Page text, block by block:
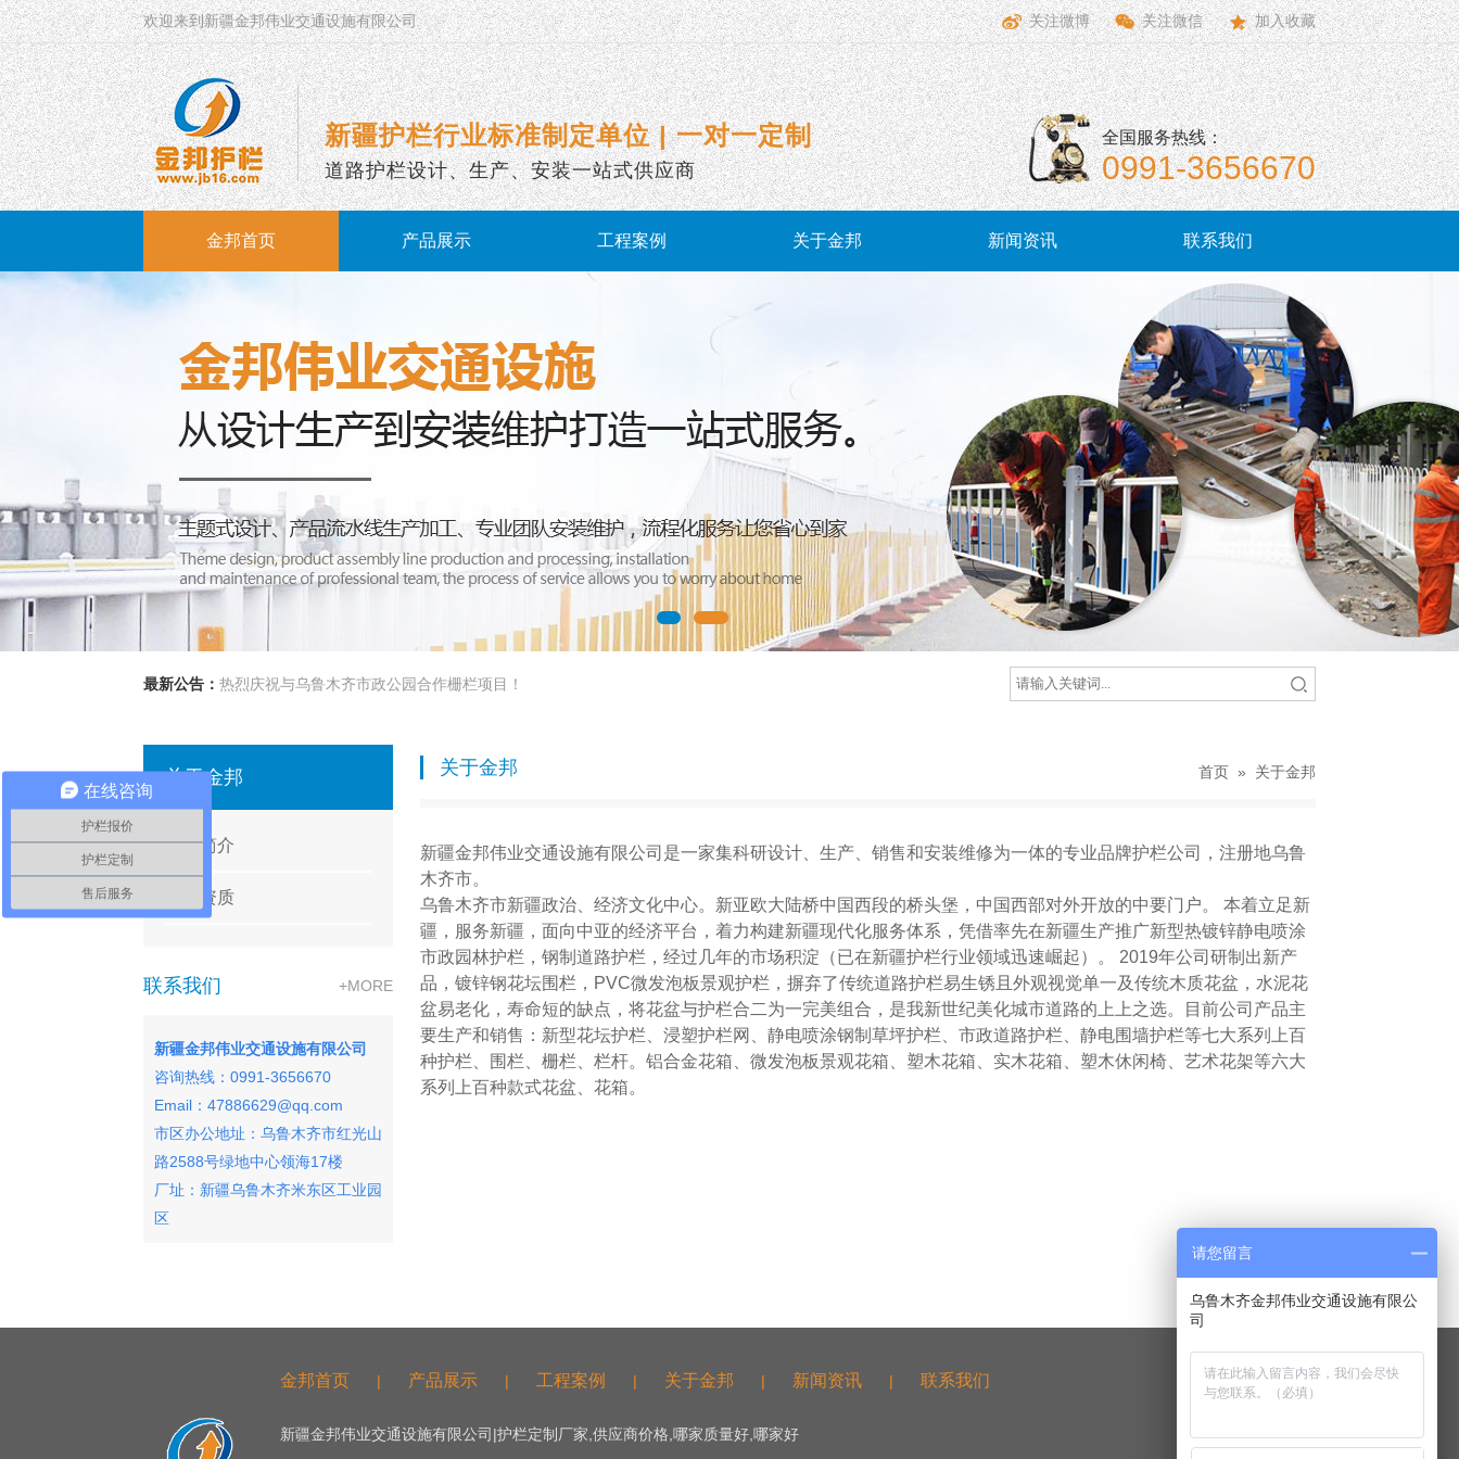
欢迎来到新疆金邦伟业交通设施有限公司 关注微博 关注微信 加入收藏
新疆护栏行业标准制定单位 | 一对一定制
道路护栏设计、生产、安装一站式供应商
全国服务热线：
0991-3656670
金邦首页 产品展示 工程案例 关于金邦 新闻资讯 联系我们
最新公告： 热烈庆祝与乌鲁木齐市政公园合作栅栏项目！
关于金邦
公司简介
荣誉资质
+MORE
联系我们
新疆金邦伟业交通设施有限公司
咨询热线：0991-3656670
Email：47886629@qq.com
市区办公地址： 乌鲁木齐市红光山
路2588号绿地中心领海17楼
厂址：新疆乌鲁木齐米东区工业园
区
首页 » 关于金邦
关于金邦
新疆金邦伟业交通设施有限公司是一家集科研设计、生产、销售和安装维修为一体的专业品牌护栏公司，注册地乌鲁
木齐市。
乌鲁木齐市新疆政治、经济文化中心。新亚欧大陆桥中国西段的桥头堡，中国西部对外开放的中要门户。 本着立足新
疆，服务新疆，面向中亚的经济平台，着力构建新疆现代化服务体系，凭借率先在新疆生产推广新型热镀锌静电喷涂
市政园林护栏，钢制道路护栏，经过几年的市场积淀（已在新疆护栏行业领域迅速崛起）。 2019年公司研制出新产
品，镀锌钢花坛围栏，PVC微发泡板景观护栏，摒弃了传统道路护栏易生锈且外观视觉单一及传统木质花盆，水泥花
盆易老化，寿命短的缺点，将花盆与护栏合二为一完美组合，是我新世纪美化城市道路的上上之选。目前公司产品主
要生产和销售：新型花坛护栏、浸塑护栏网、静电喷涂钢制草坪护栏、市政道路护栏、静电围墙护栏等七大系列上百
种护栏、围栏、栅栏、栏杆。铝合金花箱、微发泡板景观花箱、塑木花箱、实木花箱、塑木休闲椅、艺术花架等六大
系列上百种款式花盆、花箱。
金邦首页 | 产品展示 | 工程案例 | 关于金邦 | 新闻资讯 | 联系我们
新疆金邦伟业交通设施有限公司|护栏定制厂家,供应商价格,哪家质量好,哪家好
在线咨询
护栏报价
护栏定制
售后服务
请您留言
乌鲁木齐金邦伟业交通设施有限公